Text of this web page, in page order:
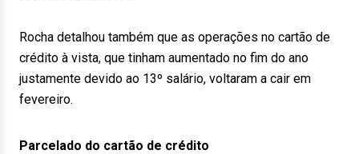
Rocha detalhou também que as operações no cartão de
crédito à vista, que tinham aumentado no fim do ano
justamente devido ao 13º salário, voltaram a cair em
fevereiro.
Parcelado do cartão de crédito